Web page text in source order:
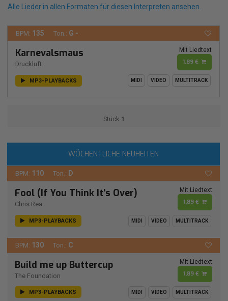
Alle Lieder in allen Formaten für diesen Interpreten ansehen.
BPM: 135 Ton.: G -
Karnevalsmaus
Druckluft
Mit Liedtext
1,89 €
MP3-PLAYBACKS MIDI VIDEO MULTITRACK
Stück 1
WÖCHENTLICHE NEUHEITEN
BPM: 110 Ton.: D
Fool (If You Think It's Over)
Chris Rea
Mit Liedtext
1,89 €
MP3-PLAYBACKS MIDI VIDEO MULTITRACK
BPM: 130 Ton.: C
Build me up Buttercup
The Foundation
Mit Liedtext
1,89 €
MP3-PLAYBACKS MIDI VIDEO MULTITRACK